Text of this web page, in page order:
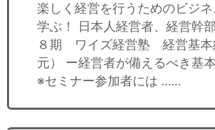
楽しく経営を行うためのビジ
学ぶ！ 日本人経営者、経営幹
８期 ワイズ経営塾 経営基本
元） ー経営者が備えるべき基
※セミナー参加者には ……